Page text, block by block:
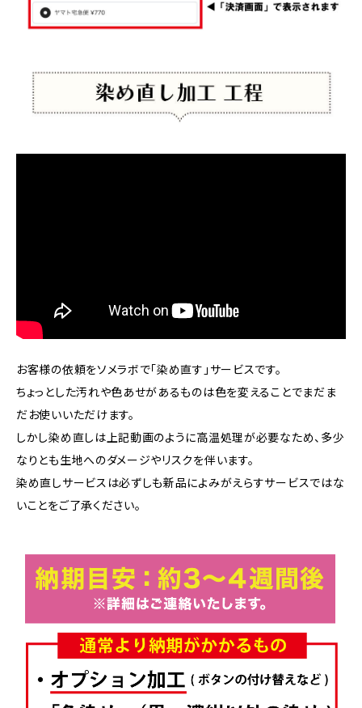
お客様の依頼をソメラボで「染め直す」サービスです。
ちょっとした汚れや色あせがあるものは色を変えることでまだま
だお使いいただけます。
しかし染め直しは上記動画のように高温処理が必要なため、多少
なりとも生地へのダメージやリスクを伴います。
染め直しサービスは必ずしも新品によみがえらすサービスではな
いことをご了承ください。